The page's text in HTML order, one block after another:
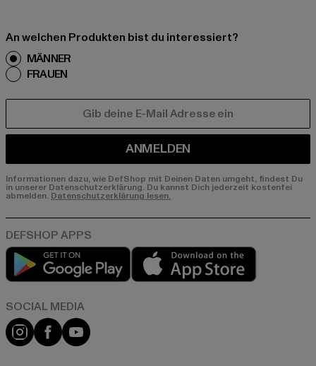
An welchen Produkten bist du interessiert?
MÄNNER
FRAUEN
ANMELDEN
Informationen dazu, wie DefShop mit Deinen Daten umgeht, findest Du
in unserer Datenschutzerklärung. Du kannst Dich jederzeit kostenfei
abmelden. Datenschutzerklärung lesen.
Play market
Instagram
FacebookYouTube